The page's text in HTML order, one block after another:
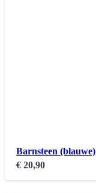
Barnsteen (blauwe)
€ 20,90